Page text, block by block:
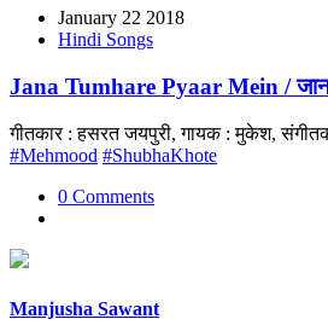
January 22 2018
Hindi Songs
Jana Tumhare Pyaar Mein / जाना
गीतकार : हसरत जयपुरी, गायक : मुकेश,
#Mehmood #ShubhaKhote
0 Comments
Manjusha Sawant